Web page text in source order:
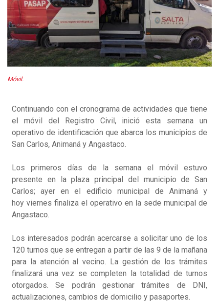
Móvil.
Continuando con el cronograma de actividades que tiene
el móvil del Registro Civil, inició esta semana un
operativo de identificación que abarca los municipios de
San Carlos, Animaná y Angastaco.
Los primeros días de la semana el móvil estuvo
presente en la plaza principal del municipio de San
Carlos; ayer en el edificio municipal de Animaná y
hoy viernes finaliza el operativo en la sede municipal de
Angastaco.
Los interesados podrán acercarse a solicitar uno de los
120 turnos que se entregan a partir de las 9 de la mañana
para la atención al vecino. La gestión de los trámites
finalizará una vez se completen la totalidad de turnos
otorgados. Se podrán gestionar trámites de DNI,
actualizaciones, cambios de domicilio y pasaportes.